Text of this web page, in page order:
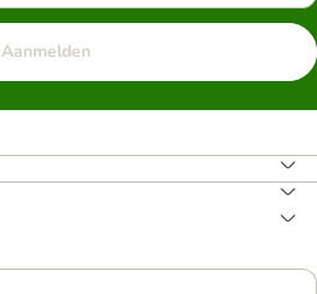
Aanmelden